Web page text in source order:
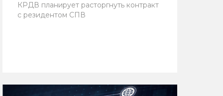
КРДВ планирует расторгнуть контракт
с резидентом СПВ